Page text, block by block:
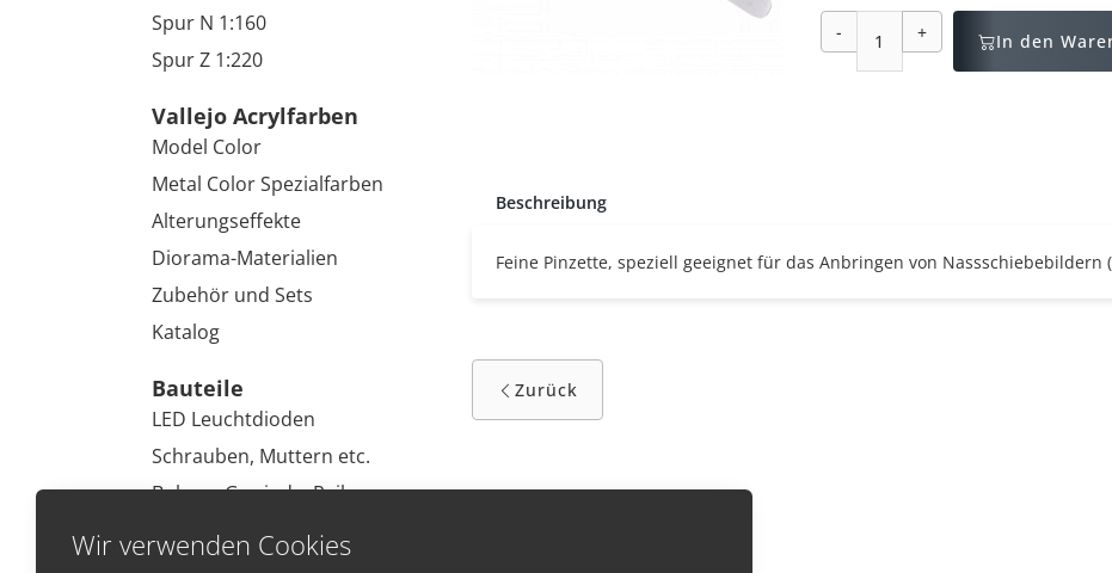
Wir verwenden Cookies
- + In den
Beschreibung
Feine Pinzette, speziell geeignet für das Anbringen von Nassschiebebildern
Zurück
Spur N 1:160
Spur Z 1:220
Vallejo Acrylfarben
Model Color
Metal Color Spezialfarben
Alterungseffekte
Diorama-Materialien
Zubehör und Sets
Katalog
Bauteile
LED Leuchtdioden
Schrauben, Muttern etc.
Bohrer, Gewinde, Reiben
Kleinwerkzeug